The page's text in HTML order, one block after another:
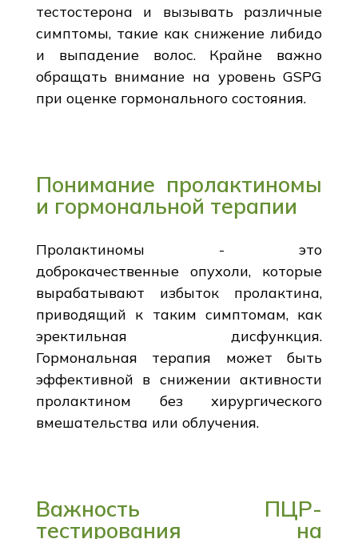
тестостерона и вызывать различные
симптомы, такие как снижение либидо
и выпадение волос. Крайне важно
обращать внимание на уровень GSPG
при оценке гормонального состояния.
Понимание пролактиномы
и гормональной терапии
Пролактиномы - это
доброкачественные опухоли, которые
вырабатывают избыток пролактина,
приводящий к таким симптомам, как
эректильная дисфункция.
Гормональная терапия может быть
эффективной в снижении активности
пролактином без хирургического
вмешательства или облучения.
Важность ПЦР-
тестирования на